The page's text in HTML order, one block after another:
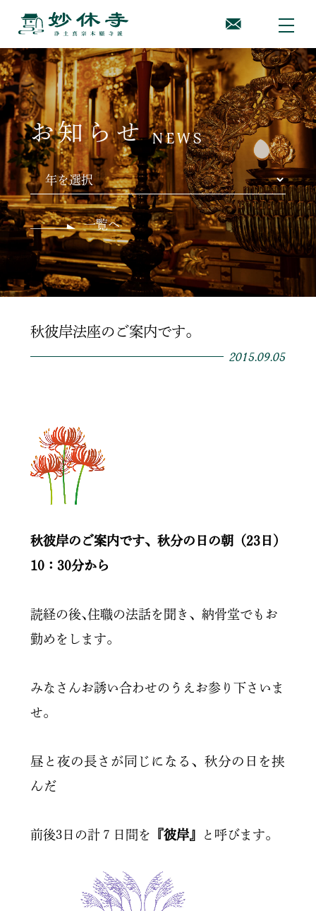
NEWS
お知らせ
一覧へ
秋彼岸法座のご案内です。
2015.09.05
秋彼岸のご案内です、秋分の日の朝（23日）
10：30分から
読経の後､住職の法話を聞き、納骨堂でもお
勤めをします。
みなさんお誘い合わせのうえお参り下さいま
せ。
昼と夜の長さが同じになる、秋分の日を挟
んだ
前後3日の計７日間を 『彼岸』 と呼びます。